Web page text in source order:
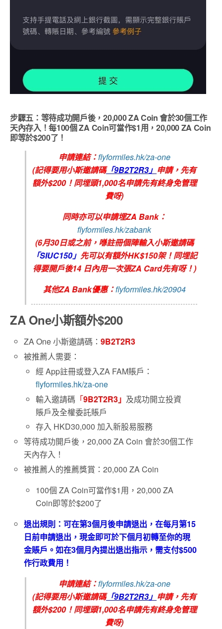
步驟五：等待成功開戶後，20,000 ZA Coin 會於30個工作
天內存入！每100個 ZA Coin可當作$1用，20,000 ZA Coin
即等於$200了！
申請連結：flyformiles.hk/za-one
(記得要用小斯邀請碼「9B2T2R3」 申請，先有
額外$200！同埋頭1,000名申請先有終身免管理
費呀)
同時亦可以申請埋ZA Bank：
flyformiles.hk/zabank
(6月30日或之前，喺註冊個陣輸入小斯邀請碼
「SIUC150」 先可以有額外HK$150架！同埋記
得要開戶後14 日內用一次張ZA Card先有呀！)
其他ZA Bank優惠：flyformiles.hk/20904
ZA One小斯額外$200
ZA One 小斯邀請碼：9B2T2R3
被推薦人需要：
經 App註冊或登入ZA FAM賬戶：
flyformiles.hk/za-one
輸入邀請碼 「9B2T2R3」 及成功開立投資
賬戶及全權委託賬戶
存入 HKD30,000 加入新股易服務
等待成功開戶後，20,000 ZA Coin 會於30個工作
天內存入！
被推薦人的推薦獎賞：20,000 ZA Coin
100個 ZA Coin可當作$1用，20,000 ZA
Coin即等於$200了
退出規則：可在第3個月後申請退出，在每月第15
日前申請退出，現金即可於下個月初轉至你的現
金賬戶。如在3個月內提出退出指示，需支付$500
作行政費用！
申請連結：flyformiles.hk/za-one
(記得要用小斯邀請碼「9B2T2R3」 申請，先有
額外$200！同埋頭1,000名申請先有終身免管理
費呀)